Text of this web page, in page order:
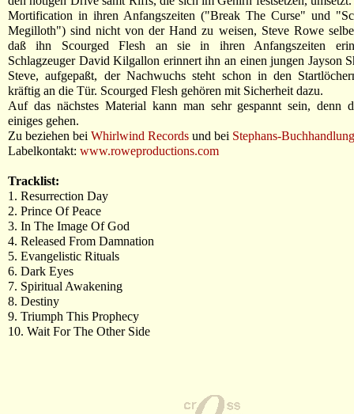
Mortification in ihren Anfangszeiten ("Break The Curse" und
Megilloth") sind nicht von der Hand zu weisen, Steve Rowe
daß ihn Scourged Flesh an sie in ihren Anfangszeiten
Schlagzeuger David Kilgallon erinnert ihn an einen jungen Jayson
Steve, aufgepaßt, der Nachwuchs steht schon in den
kräftig an die Tür. Scourged Flesh gehören mit Sicherheit dazu.
Auf das nächstes Material kann man sehr gespannt sein, denn
einiges gehen.
Zu beziehen bei Whirlwind Records und bei Stephans-Buchhandlung
Labelkontakt: www.roweproductions.com
Tracklist:
1. Resurrection Day
2. Prince Of Peace
3. In The Image Of God
4. Released From Damnation
5. Evangelistic Rituals
6. Dark Eyes
7. Spiritual Awakening
8. Destiny
9. Triumph This Prophecy
10. Wait For The Other Side